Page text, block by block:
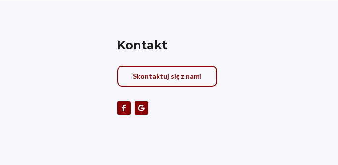
Kontakt
Skontaktuj się z nami